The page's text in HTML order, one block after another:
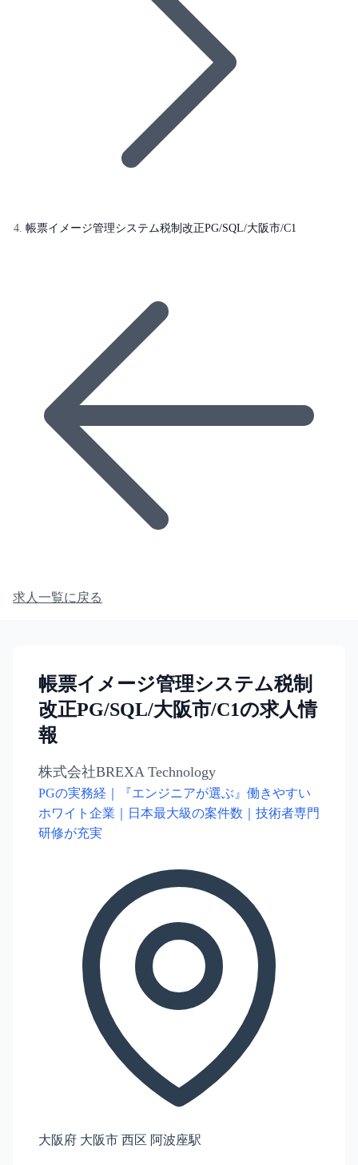
帳票イメージ管理システム税制改正PG/SQL/大阪市/C1
求人一覧に戻る
帳票イメージ管理システム税制
改正PG/SQL/大阪市/C1の求人情
報
株式会社BREXA Technology
PGの実務経｜『エンジニアが選ぶ』働きやすい
ホワイト企業｜日本最大級の案件数｜技術者専門
研修が充実
大阪府 大阪市 西区 阿波座駅